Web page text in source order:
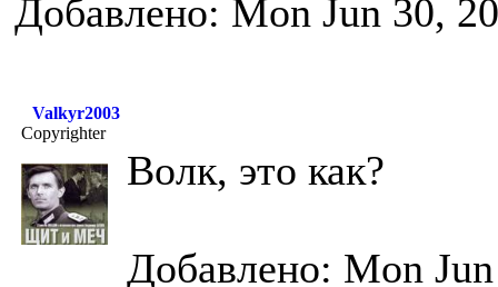
Добавлено: Mon Jun 30,
Valkyr2003
Copyrighter
Волк, это как?
Добавлено: Mon